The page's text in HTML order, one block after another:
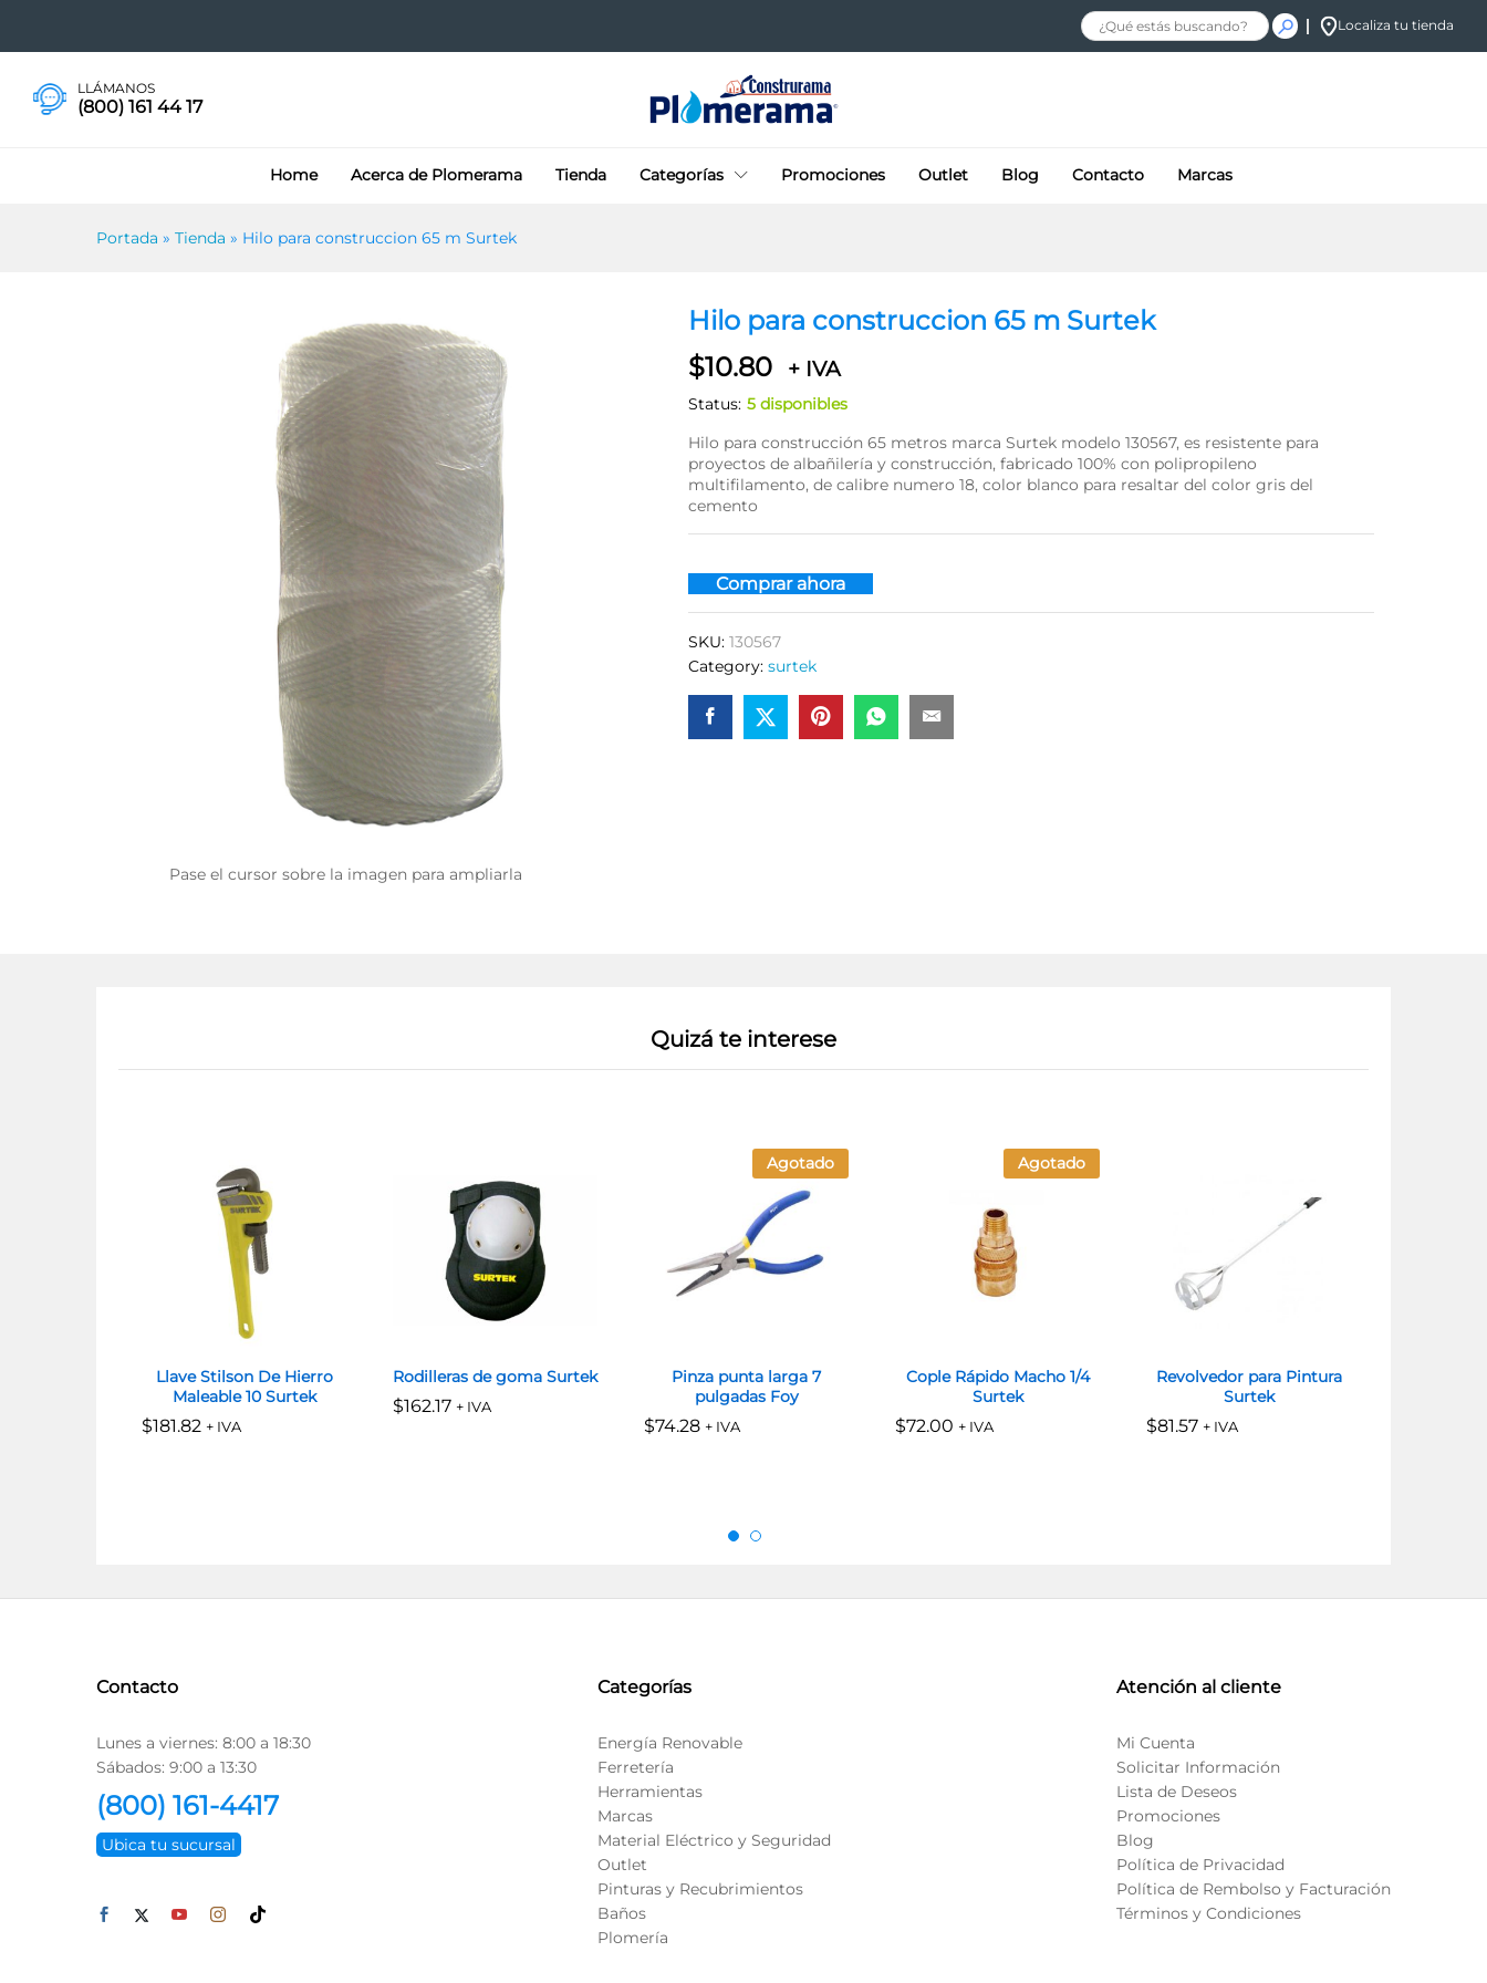
Localiza tu tienda
LLÁMANOS
(800) 161 44 17
Home Acerca de Plomerama Tienda Categorías Promociones Outlet Blog Contacto Marcas
Portada » Tienda » Hilo para construccion 65 m Surtek
Pase el cursor sobre la imagen para ampliarla
Hilo para construccion 65 m Surtek
$10.80 + IVA
Status: 5 disponibles
Hilo para construcción 65 metros marca Surtek modelo 130567, es resistente para
proyectos de albañilería y construcción, fabricado 100% con polipropileno
multifilamento, de calibre numero 18, color blanco para resaltar del color gris del
cemento
Comprar ahora
SKU:130567
Category:surtek
Quizá te interese
Llave Stilson De Hierro
Maleable 10 Surtek
$181.82 + IVA
$181.82
Rodilleras de goma Surtek
$162.17 + IVA
$162.17
Agotado
Pinza punta larga 7
pulgadas Foy
$74.28 + IVA
$74.28
Agotado
Cople Rápido Macho 1/4
Surtek
$72.00 + IVA
$72.00
Revolvedor para Pintura
Surtek
$81.57 + IVA
$81.57
Contacto
Lunes a viernes: 8:00 a 18:30
Sábados: 9:00 a 13:30
(800) 161-4417
Ubica tu sucursal
Categorías
Energía Renovable
Ferretería
Herramientas
Marcas
Material Eléctrico y Seguridad
Outlet
Pinturas y Recubrimientos
Baños
Plomería
Atención al cliente
Mi Cuenta
Solicitar Información
Lista de Deseos
Promociones
Blog
Política de Privacidad
Política de Rembolso y Facturación
Términos y Condiciones
10.80 + IVA Añadir al carrito